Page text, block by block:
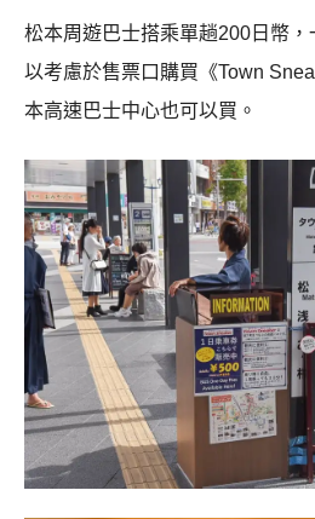
松本周遊巴士搭乘單趟200日幣
以考慮於售票口購買《Town
本高速巴士中心也可以買。